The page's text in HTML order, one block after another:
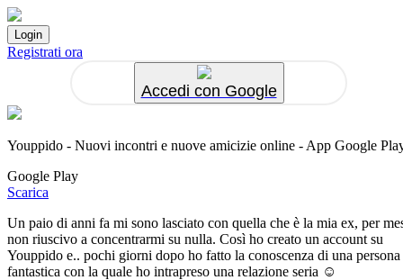
Registrati ora
Accedi con Google
Youppido - Nuovi incontri e nuove amicizie online - App Google
Google Play
Scarica
Un paio di anni fa mi sono lasciato con quella che è la mia ex, per
non riuscivo a concentrarmi su nulla. Così ho creato un account su
Youppido e.. pochi giorni dopo ho fatto la conoscenza di una persona
fantastica con la quale ho intrapreso una relazione seria ☺️